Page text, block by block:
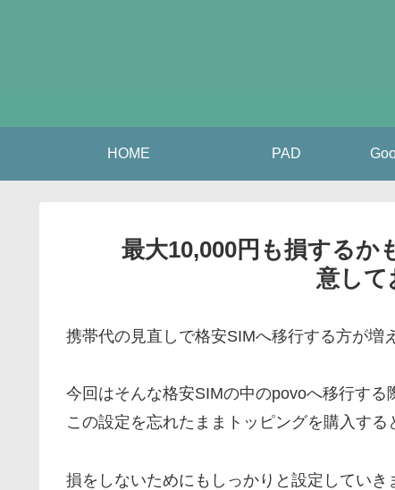
HOME PAD
最大10,000円も損するか
意して
携帯代の見直しで格安SIMへ移行する方が増
今回はそんな格安SIMの中のpovoへ移行する
この設定を忘れたままトッピングを購入す
損をしないためにもしっかりと設定していき